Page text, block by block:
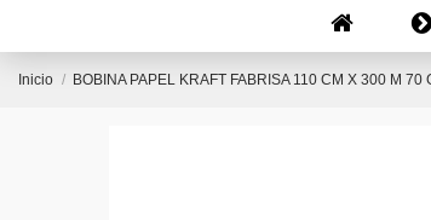
Inicio BOBINA PAPEL KRAFT FABRISA 110 CM X 300 M 70